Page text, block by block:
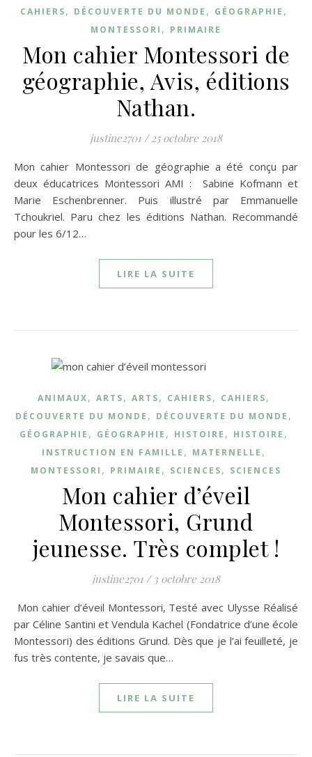
CAHIERS, DÉCOUVERTE DU MONDE , GÉOGRAPHIE ,
MONTESSORI , PRIMAIRE
Mon cahier Montessori de
géographie, Avis, éditions
Nathan.
justine2701 / 25 octobre 2018
Mon cahier Montessori de géographie a été conçu par
deux éducatrices Montessori AMI : Sabine Kofmann et
Marie Eschenbrenner. Puis illustré par Emmanuelle
Tchoukriel. Paru chez les éditions Nathan. Recommandé
pour les 6/12…
LIRE LA SUITE
ANIMAUX, ARTS, ARTS, CAHIERS, CAHIERS,
DÉCOUVERTE DU MONDE , DÉCOUVERTE DU MONDE ,
GÉOGRAPHIE , GÉOGRAPHIE , HISTOIRE , HISTOIRE ,
INSTRUCTION EN FAMILLE , MATERNELLE ,
MONTESSORI , PRIMAIRE , SCIENCES, SCIENCES
Mon cahier d’éveil
Montessori, Grund
jeunesse. Très complet !
justine2701 / 3 octobre 2018
Mon cahier d’éveil Montessori, Testé avec Ulysse Réalisé
par Céline Santini et Vendula Kachel (Fondatrice d’une école
Montessori) des éditions Grund. Dès que je l’ai feuilleté, je
fus très contente, je savais que…
LIRE LA SUITE